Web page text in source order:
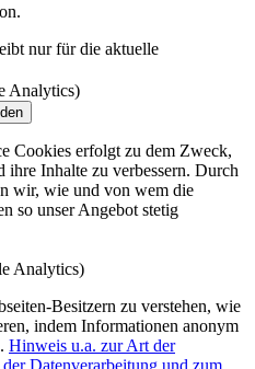
nur für die aktuelle
Analytics)
Cookies erfolgt zu dem Zweck,
ihre Inhalte zu verbessern. Durch
wir, wie und von wem die
so unser Angebot stetig
Analytics)
Besitzern zu verstehen, wie
indem Informationen anonym
Hinweis u.a. zur Art der
Datenverarbeitung und zum